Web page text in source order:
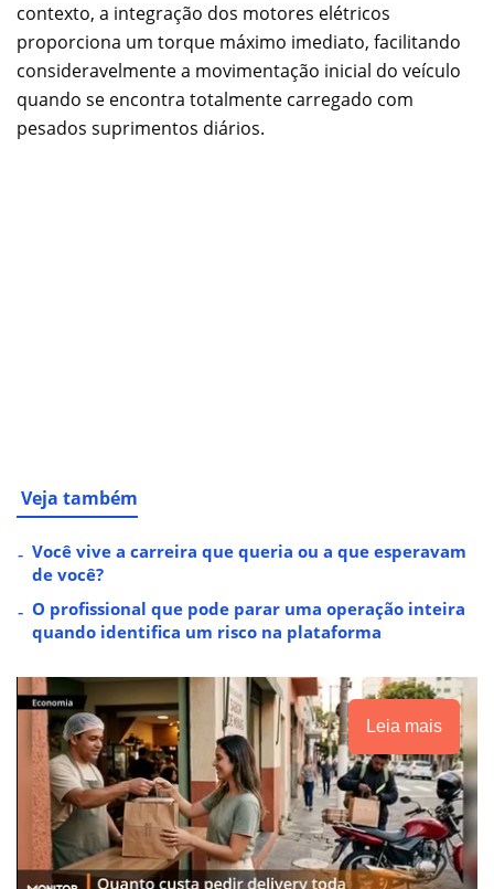
contexto, a integração dos motores elétricos
proporciona um torque máximo imediato, facilitando
consideravelmente a movimentação inicial do veículo
quando se encontra totalmente carregado com
pesados suprimentos diários.
Veja também
Você vive a carreira que queria ou a que esperavam
de você?
O profissional que pode parar uma operação inteira
quando identifica um risco na plataforma
Leia mais